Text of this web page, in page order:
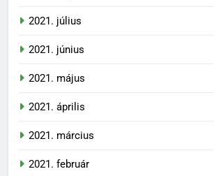
2021. július
2021. június
2021. május
2021. április
2021. március
2021. február